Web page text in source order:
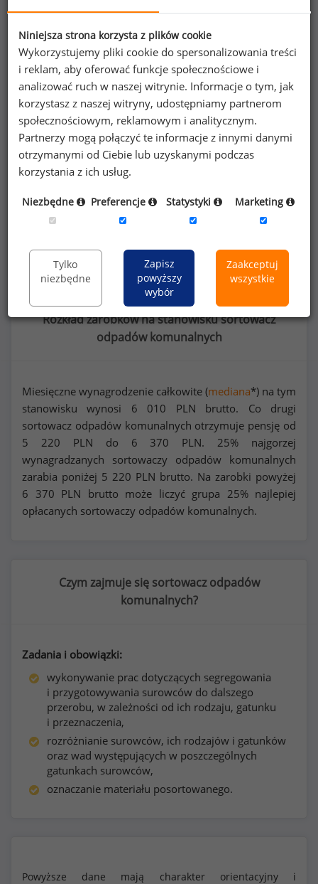
Kobiety
6 16
Szczegółowe dane o wynagrodzeniach na 840
stanowiskach dostępne w strefie premium
portalu wynagrodzenia.pl
Rozkład zarobków na stanowisku sortowacz
odpadów komunalnych
Miesięczne wynagrodzenie całkowite (mediana*) na tym
stanowisku wynosi 6 010 PLN brutto. Co drugi
sortowacz odpadów komunalnych otrzymuje pensję od
5 220 PLN do 6 370 PLN. 25% najgorzej
wynagradzanych sortowaczy odpadów komunalnych
zarabia poniżej 5 220 PLN brutto. Na zarobki powyżej
6 370 PLN brutto może liczyć grupa 25% najlepiej
opłacanych sortowaczy odpadów komunalnych.
Czym zajmuje się sortowacz odpadów
komunalnych?
Zadania i obowiązki:
wykonywanie prac dotyczących segregowania
i przygotowywania surowców do dalszego
przerobu, w zależności od ich rodzaju, gatunku
i przeznaczenia,
rozróżnianie surowców, ich rodzajów i gatunków
oraz wad występujących w poszczególnych
gatunkach surowców,
oznaczanie materiału posortowanego.
Powyższe dane mają charakter orientacyjny i
Niniejsza strona korzysta z plików cookie
Wykorzystujemy pliki cookie do spersonalizowania treści
i reklam, aby oferować funkcje społecznościowe i
analizować ruch w naszej witrynie. Informacje o tym, jak
korzystasz z naszej witryny, udostępniamy partnerom
społecznościowym, reklamowym i analitycznym.
Partnerzy mogą połączyć te informacje z innymi danymi
otrzymanymi od Ciebie lub uzyskanymi podczas
korzystania z ich usług.
Niezbędne Preferencje Statystyki Marketing
Tylko
niezbędne
Zapisz
powyższy
wybór
Zaakceptuj
wszystkie